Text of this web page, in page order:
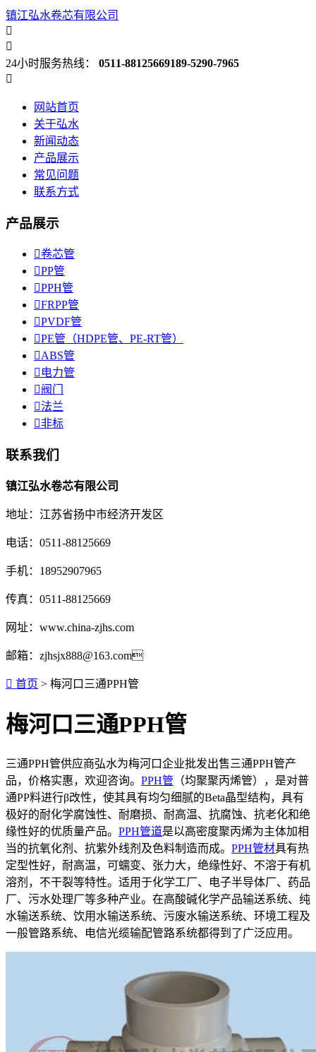
镇江弘水卷芯有限公司


24小时服务热线：
0511-88125669189-5290-7965

网站首页
关于弘水
新闻动态
产品展示
常见问题
联系方式
产品展示
卷芯管
PP管
PPH管
FRPP管
PVDF管
PE管（HDPE管、PE-RT管）
ABS管
 电力管
阀门
法兰
非标
联系我们
镇江弘水卷芯有限公司
地址：江苏省扬中市经济开发区
电话：0511-88125669
手机：18952907965
传真：0511-88125669
网址：www.china-zjhs.com
邮箱：zjhsjx888@163.com
 首页 > 梅河口三通PPH管
梅河口三通PPH管
三通PPH管供应商弘水为梅河口企业批发出售三通PPH管产
品，价格实惠，欢迎咨询。 PPH管 （均聚聚丙烯管），是对普
通PP料进行β改性，使其具有均匀细腻的Beta晶型结构，具有
极好的耐化学腐蚀性、耐磨损、耐高温、抗腐蚀、抗老化和绝
缘性好的优质量产品。 PPH管道是以高密度聚丙烯为主体加相
当的抗氧化剂、抗紫外线剂及色料制造而成。 PPH管材具有热
定型性好，耐高温，可蠕变、张力大，绝缘性好、不溶于有机
溶剂，不干裂等特性。适用于化学工厂、电子半导体厂、药品
厂、污水处理厂等多种产业。在高酸碱化学产品输送系统、纯
水输送系统、饮用水输送系统、污废水输送系统、环境工程及
一般管路系统、电信光缆输配管路系统都得到了广泛应用。